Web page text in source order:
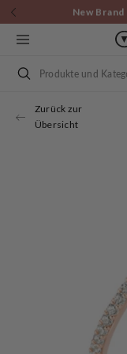
Zum
Inhalt
springen
New
Suchen
Zurück zur
Übersicht